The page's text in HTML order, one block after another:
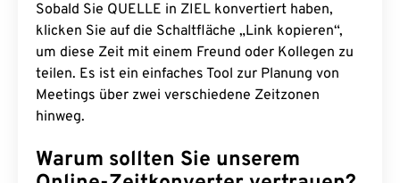
Sobald Sie QUELLE in ZIEL konvertiert haben,
klicken Sie auf die Schaltfläche „Link kopieren“,
um diese Zeit mit einem Freund oder Kollegen zu
teilen. Es ist ein einfaches Tool zur Planung von
Meetings über zwei verschiedene Zeitzonen
hinweg.
Warum sollten Sie unserem